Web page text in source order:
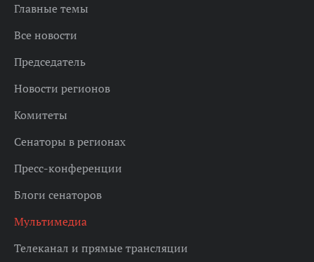
Главные темы
Все новости
Председатель
Новости регионов
Комитеты
Сенаторы в регионах
Пресс-конференции
Блоги сенаторов
Мультимедиа
Телеканал и прямые трансляции